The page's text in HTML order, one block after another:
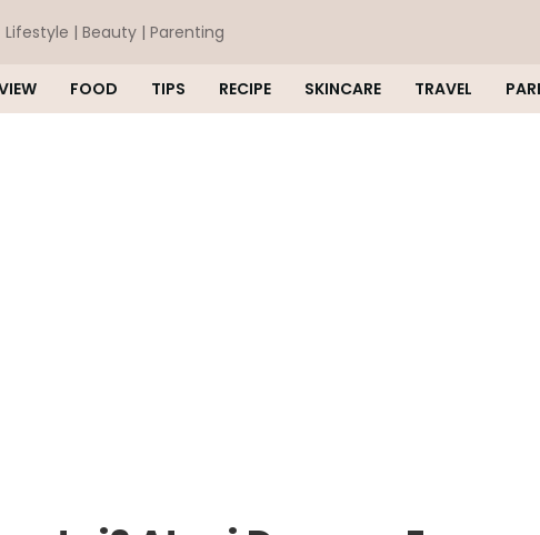
Lifestyle | Beauty | Parenting
FOOD TIPS RECIPE SKINCARE TRAVEL